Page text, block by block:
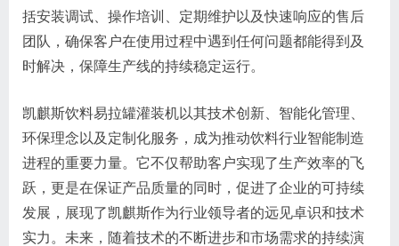
括安装调试、操作培训、定期维护以及快速响应的售后
团队，确保客户在使用过程中遇到任何问题都能得到及
时解决，保障生产线的持续稳定运行。
凯麒斯饮料易拉罐灌装机以其技术创新、智能化管理、
环保理念以及定制化服务，成为推动饮料行业智能制造
进程的重要力量。它不仅帮助客户实现了生产效率的飞
跃，更是在保证产品质量的同时，促进了企业的可持续
发展，展现了凯麒斯作为行业领导者的远见卓识和技术
实力。未来，随着技术的不断进步和市场需求的持续演